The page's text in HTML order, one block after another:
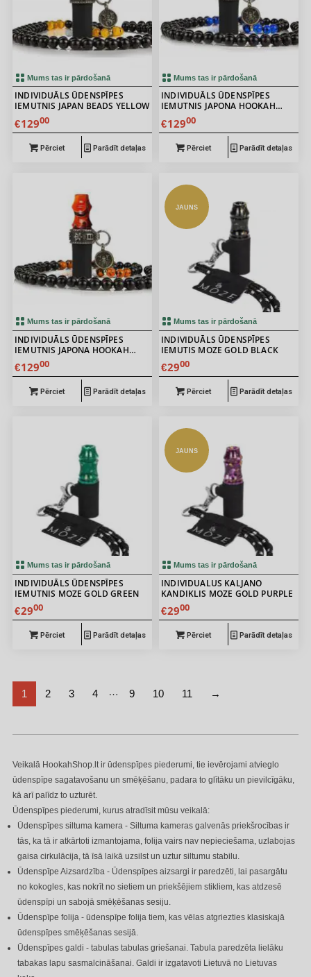
Mums tas ir pārdošanā
INDIVIDUĀLS ŪDENSPĪPES
IEMUTNIS JAPAN BEADS YELLOW
€12900
Pērciet Parādīt detaļas
Mums tas ir pārdošanā
INDIVIDUĀLS ŪDENSPĪPES
IEMUTNIS JAPONA HOOKAH
SAMURAI BEADS BLUE
€12900
Pērciet Parādīt detaļas
Mums tas ir pārdošanā
INDIVIDUĀLS ŪDENSPĪPES
IEMUTNIS JAPONA HOOKAH
SAMURAI BEADS ORANGE
€12900
Pērciet Parādīt detaļas
Mums tas ir pārdošanā
JAUNS
INDIVIDUĀLS ŪDENSPĪPES
IEMUTIS MOZE GOLD BLACK
€2900
Pērciet Parādīt detaļas
Mums tas ir pārdošanā
INDIVIDUĀLS ŪDENSPĪPES
IEMUTNIS MOZE GOLD GREEN
€2900
Pērciet Parādīt detaļas
Mums tas ir pārdošanā
JAUNS
INDIVIDUALUS KALJANO
KANDIKLIS MOZE GOLD PURPLE
€2900
Pērciet Parādīt detaļas
1 2 3 4 … 9 10 11 →
Veikalā HookahShop.lt ir ūdenspīpes piederumi, tie ievērojami atvieglo
ūdenspīpe sagatavošanu un smēķēšanu, padara to glītāku un pievilcīgāku,
kā arī palīdz to uzturēt.
Ūdenspīpes piederumi, kurus atradīsit mūsu veikalā:
Ūdenspīpes siltuma kamera - Siltuma kameras galvenās priekšrocības ir
tās, ka tā ir atkārtoti izmantojama, folija vairs nav nepieciešama, uzlabojas
gaisa cirkulācija, tā īsā laikā uzsilst un uztur siltumu stabilu.
Ūdenspīpe Aizsardzība - Ūdenspīpes aizsargi ir paredzēti, lai pasargātu
no kokogles, kas nokrīt no sietiem un priekšējiem stikliem, kas atdzesē
ūdenspīpi un sabojā smēķēšanas sesiju.
Ūdenspīpe folija - ūdenspīpe folija tiem, kas vēlas atgriezties klasiskajā
ūdenspīpes smēķēšanas sesijā.
Ūdenspīpes galdi - tabulas tabulas griešanai. Tabula paredzēta lielāku
tabakas lapu sasmalcināšanai. Galdi ir izgatavoti Lietuvā no Lietuvas